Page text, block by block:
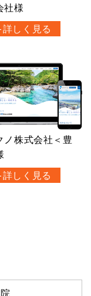
社様
詳しく見る
ノ株式会社＜豊
詳しく見る